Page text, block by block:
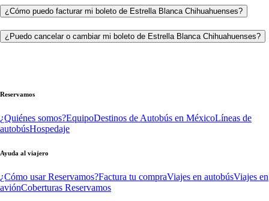
¿Cómo puedo facturar mi boleto de Estrella Blanca Chihuahuenses?
¿Puedo cancelar o cambiar mi boleto de Estrella Blanca Chihuahuenses?
Reservamos
¿Quiénes somos?EquipoDestinos de Autobús en MéxicoLíneas de
autobúsHospedaje
Ayuda al viajero
¿Cómo usar Reservamos?Factura tu compraViajes en autobúsViajes en
aviónCoberturas Reservamos